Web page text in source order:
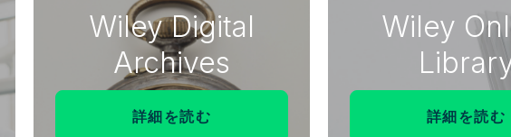
Wiley Digital
Archives
詳細を読む
Wiley
詳細を読む